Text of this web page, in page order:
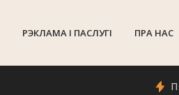
РЭКЛАМА I ПАСЛУГI ПРА НАС
Пяты